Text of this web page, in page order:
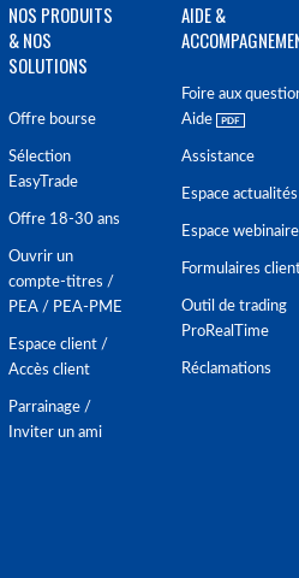
NOS PRODUITS
& NOS
SOLUTIONS
Offre bourse
Sélection
EasyTrade
Offre 18-30 ans
Ouvrir un
compte-titres /
PEA / PEA-PME
Espace client /
Accès client
Parrainage /
Inviter un ami
AIDE &
Foire aux
Aide
Assistance
Espace actualités
Espace
Formulaires
Outil de trading
ProRealTime
Réclamations